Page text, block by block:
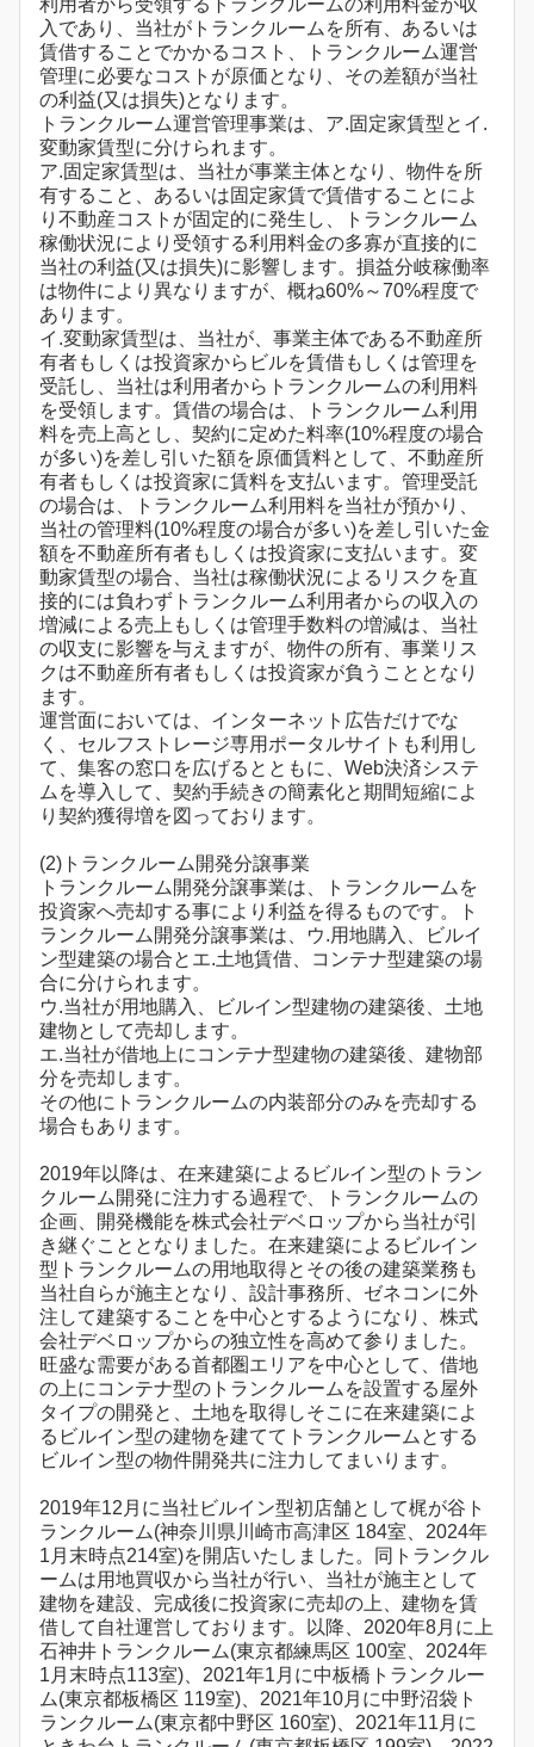
利用者から受領するトランクルームの利用料金が収
入であり、当社がトランクルームを所有、あるいは
賃借することでかかるコスト、トランクルーム運営
管理に必要なコストが原価となり、その差額が当社
の利益(又は損失)となります。
トランクルーム運営管理事業は、ア.固定家賃型とイ.
変動家賃型に分けられます。
ア.固定家賃型は、当社が事業主体となり、物件を所
有すること、あるいは固定家賃で賃借することによ
り不動産コストが固定的に発生し、トランクルーム
稼働状況により受領する利用料金の多寡が直接的に
当社の利益(又は損失)に影響します。損益分岐稼働率
は物件により異なりますが、概ね60%～70%程度で
あります。
イ.変動家賃型は、当社が、事業主体である不動産所
有者もしくは投資家からビルを賃借もしくは管理を
受託し、当社は利用者からトランクルームの利用料
を受領します。賃借の場合は、トランクルーム利用
料を売上高とし、契約に定めた料率(10%程度の場合
が多い)を差し引いた額を原価賃料として、不動産所
有者もしくは投資家に賃料を支払います。管理受託
の場合は、トランクルーム利用料を当社が預かり、
当社の管理料(10%程度の場合が多い)を差し引いた金
額を不動産所有者もしくは投資家に支払います。変
動家賃型の場合、当社は稼働状況によるリスクを直
接的には負わずトランクルーム利用者からの収入の
増減による売上もしくは管理手数料の増減は、当社
の収支に影響を与えますが、物件の所有、事業リス
クは不動産所有者もしくは投資家が負うこととなり
ます。
運営面においては、インターネット広告だけでな
く、セルフストレージ専用ポータルサイトも利用し
て、集客の窓口を広げるとともに、Web決済システ
ムを導入して、契約手続きの簡素化と期間短縮によ
り契約獲得増を図っております。
(2)トランクルーム開発分譲事業
トランクルーム開発分譲事業は、トランクルームを
投資家へ売却する事により利益を得るものです。ト
ランクルーム開発分譲事業は、ウ.用地購入、ビルイ
ン型建築の場合とエ.土地賃借、コンテナ型建築の場
合に分けられます。
ウ.当社が用地購入、ビルイン型建物の建築後、土地
建物として売却します。
エ.当社が借地上にコンテナ型建物の建築後、建物部
分を売却します。
その他にトランクルームの内装部分のみを売却する
場合もあります。
2019年以降は、在来建築によるビルイン型のトラン
クルーム開発に注力する過程で、トランクルームの
企画、開発機能を株式会社デベロップから当社が引
き継ぐこととなりました。在来建築によるビルイン
型トランクルームの用地取得とその後の建築業務も
当社自らが施主となり、設計事務所、ゼネコンに外
注して建築することを中心とするようになり、株式
会社デベロップからの独立性を高めて参りました。
旺盛な需要がある首都圏エリアを中心として、借地
の上にコンテナ型のトランクルームを設置する屋外
タイプの開発と、土地を取得しそこに在来建築によ
るビルイン型の建物を建ててトランクルームとする
ビルイン型の物件開発共に注力してまいります。
2019年12月に当社ビルイン型初店舗として梶が谷ト
ランクルーム(神奈川県川崎市高津区 184室、2024年
1月末時点214室)を開店いたしました。同トランクル
ームは用地買収から当社が行い、当社が施主として
建物を建設、完成後に投資家に売却の上、建物を賃
借して自社運営しております。以降、2020年8月に上
石神井トランクルーム(東京都練馬区 100室、2024年
1月末時点113室)、2021年1月に中板橋トランクルー
ム(東京都板橋区 119室)、2021年10月に中野沼袋ト
ランクルーム(東京都中野区 160室)、2021年11月に